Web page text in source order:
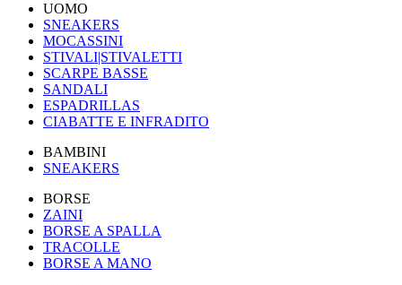
UOMO
SNEAKERS
MOCASSINI
STIVALI|STIVALETTI
SCARPE BASSE
SANDALI
ESPADRILLAS
CIABATTE E INFRADITO
BAMBINI
SNEAKERS
BORSE
ZAINI
BORSE A SPALLA
TRACOLLE
BORSE A MANO